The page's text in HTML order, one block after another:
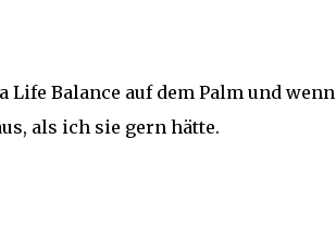
Balance auf dem Palm und wenn
als ich sie gern hätte.